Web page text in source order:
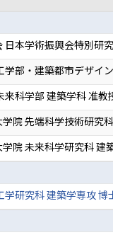
日本学術振興会特別研
学部・建築都市デザイ
来科学部 建築学科 准教
院 先端科学技術研究
院 未来科学研究科 建
研究科 建築学専攻 博